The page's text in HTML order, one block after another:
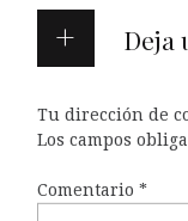
Deja
Tu dirección de
Los campos
Comentario *